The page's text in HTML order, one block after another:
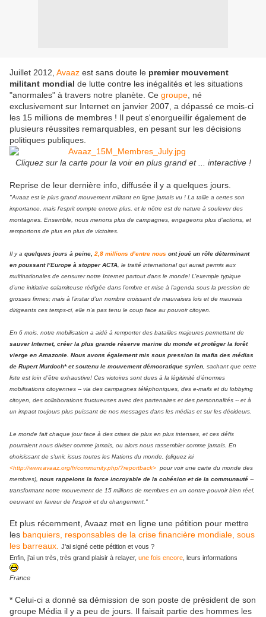
Juillet 2012, Avaaz est sans doute le premier mouvement
militant mondial de lutte contre les inégalités et les situations
"anormales" à travers notre planète. Ce groupe , né
exclusivement sur Internet en janvier 2007, a dépassé ce mois-ci
les 15 millions de membres ! Il peut s'enorgueillir également de
plusieurs réussites remarquables, en pesant sur les décisions
politiques publiques.
Cliquez sur la carte pour la voir en plus grand et ... interactive !
Reprise de leur dernière info, diffusée il y a quelques jours.
"Avaaz est le plus grand mouvement militant en ligne jamais vu ! La taille a certes son
importance, mais l’esprit compte encore plus, et le nôtre est de nature à soulever des
montagnes. Ensemble, nous menons plus de campagnes, engageons plus d’actions, et
remportons de plus en plus de victoires.
Il y a quelques jours à peine, 2,8 millions d’entre nous ont joué un rôle déterminant
en poussant l’Europe à stopper ACTA , le traité international qui aurait permis aux
multinationales de censurer notre Internet partout dans le monde! L’exemple typique
d’une initiative calamiteuse rédigée dans l’ombre et mise à l’agenda sous la pression de
grosses firmes; mais à l’instar d’un nombre croissant de mauvaises lois et de mauvais
dirigeants ces temps-ci, elle n’a pas tenu le coup face au pouvoir citoyen.
En 6 mois, notre mobilisation a aidé à remporter des batailles majeures permettant de
sauver Internet, créer la plus grande réserve marine du monde et protéger la forêt
vierge en Amazonie. Nous avons également mis sous pression la mafia des médias
de Rupert Murdoch* et soutenu le mouvement démocratique syrien , sachant que cette
liste est loin d’être exhaustive! Ces victoires sont dues à la légitimité d’énormes
mobilisations citoyennes -- via des campagnes téléphoniques, des e-mails et du lobbying
citoyen, des collaborations fructueuses avec des partenaires et des personnalités -- et à
un impact toujours plus puissant de nos messages dans les médias et sur les décideurs.
Le monde fait chaque jour face à des crises de plus en plus intenses, et ces défis
pourraient nous diviser comme jamais, ou alors nous rassembler comme jamais. En
choisissant de s'unir, issus toutes les Nations du monde, (cliquez ici
<http://www.avaaz.org/fr/community.php/?reportback> pour voir une carte du monde des
membres), nous rappelons la force incroyable de la cohésion et de la communauté --
transformant notre mouvement de 15 millions de membres en un contre-pouvoir bien réel,
oeuvrant en faveur de l'espoir et du changement."
Et plus récemment, Avaaz met en ligne une pétition pour mettre
les banquiers, responsables de la crise financière mondiale, sous
les barreaux.
J'ai signé cette pétition et vous ?
Enfin, j'ai un très, très grand plaisir à relayer, une fois encore , leurs informations
France
* Celui-ci a donné sa démission de son poste de président de son
groupe Média il y a peu de jours. Il faisait partie des hommes les